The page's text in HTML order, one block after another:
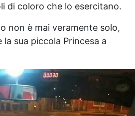
di coloro che lo esercitano.
non è mai veramente solo,
sua piccola Princesa a